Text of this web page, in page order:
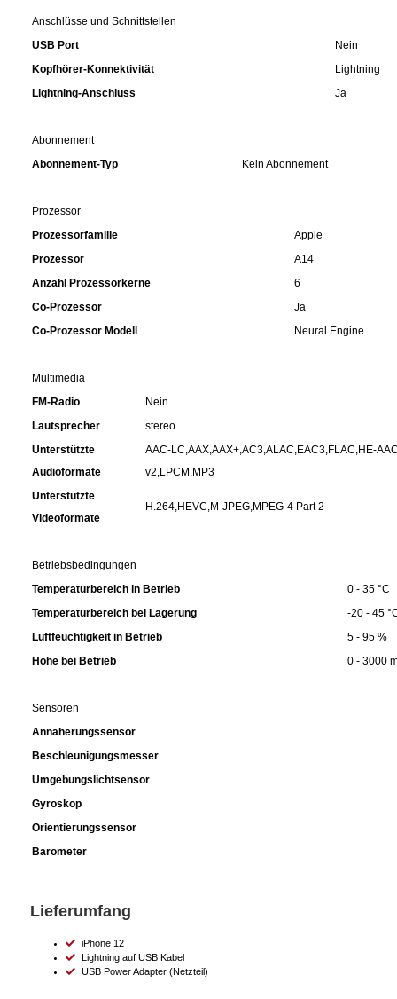
Anschlüsse und Schnittstellen
USB Port
Nein
Kopfhörer-Konnektivität
Lightning
Lightning-Anschluss
Ja
Abonnement
Abonnement-Typ
Kein Abonnement
Prozessor
Prozessorfamilie
Apple
Prozessor
A14
Anzahl Prozessorkerne
6
Co-Prozessor
Ja
Co-Prozessor Modell
Neural Engine
Multimedia
FM-Radio
Nein
Lautsprecher
stereo
Unterstützte
Audioformate
AAC-LC,AAX,AAX+,AC3,ALAC,EAC3,FLAC,HE-
v2,LPCM,MP3
Unterstützte
Videoformate
H.264,HEVC,M-JPEG,MPEG-4 Part 2
Betriebsbedingungen
Temperaturbereich in Betrieb
0 - 35 °C
Temperaturbereich bei Lagerung
-20 - 45
Luftfeuchtigkeit in Betrieb
5 - 95 %
Höhe bei Betrieb
0 - 3000
Sensoren
Annäherungssensor
Beschleunigungsmesser
Umgebungslichtsensor
Gyroskop
Orientierungssensor
Barometer
Lieferumfang
iPhone 12
Lightning auf USB Kabel
USB Power Adapter (Netzteil)